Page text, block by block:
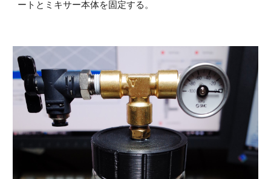
ートとミキサー本体を固定する。